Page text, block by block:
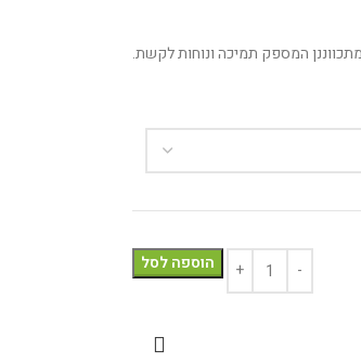
הוספה לסל